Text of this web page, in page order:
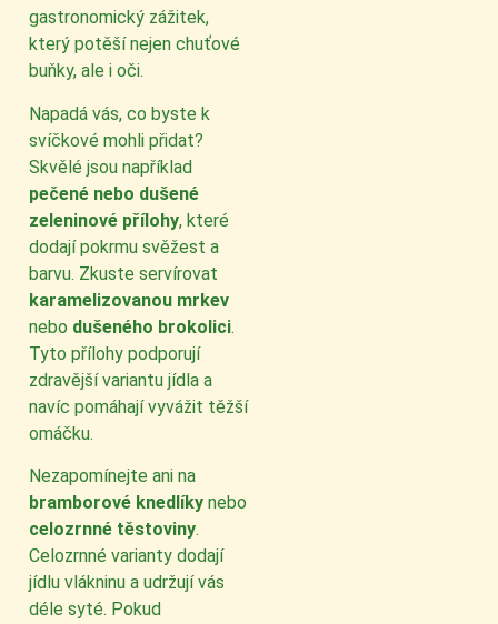
gastronomický zážitek,
který potěší nejen chuťové
buňky, ale i oči.
Napadá vás, co byste k
svíčkové mohli přidat?
Skvělé jsou například
pečené nebo dušené
zeleninové přílohy, které
dodají pokrmu svěžest a
barvu. Zkuste servírovat
karamelizovanou mrkev
nebo dušeného brokolici.
Tyto přílohy podporují
zdravější variantu jídla a
navíc pomáhají vyvážit těžší
omáčku.
Nezapomínejte ani na
bramborové knedlíky nebo
celozrnné těstoviny.
Celozrnné varianty dodají
jídlu vlákninu a udržují vás
déle syté. Pokud